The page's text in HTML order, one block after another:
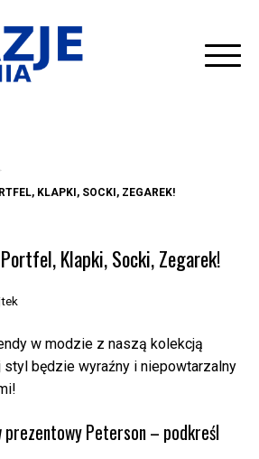
KLAPKI, SOCKI, ZEGAREK!
Klapki, Socki, Zegarek!
w modzie z naszą kolekcją
będzie wyraźny i niepowtarzalny
prezentowy Peterson – podkreśl